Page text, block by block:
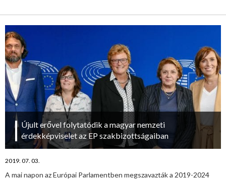
Újult erővel folytatódik a magyar nemzeti
érdekképviselet az EP szakbizottságaiban
2019. 07. 03.
A mai napon az Európai Parlamentben megszavazták a 2019-2024